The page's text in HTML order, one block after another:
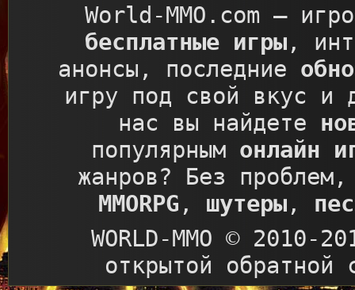
World-MMO.com –
бесплатные игры,
анонсы, последние
игру под свой вкус и
нас вы найдете
популярным онлайн
жанров? Без
MMORPG , шутеры,
WORLD-MMO © 2010-
открытой